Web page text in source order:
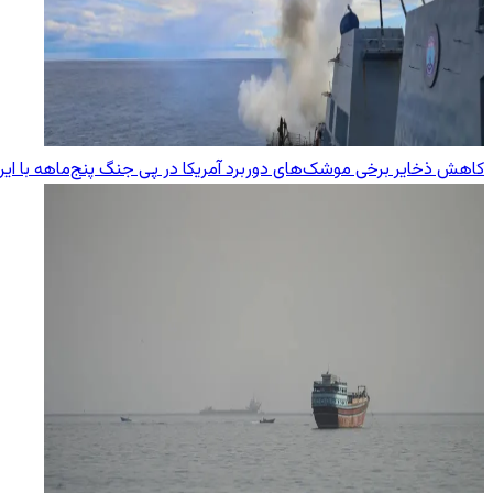
کاهش ذخایر برخی موشک‌های دوربرد آمریکا در پی جنگ پنج‌ماهه با